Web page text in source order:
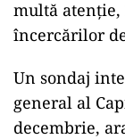
multă
încercărilor
Un sondaj
general al
decembrie,